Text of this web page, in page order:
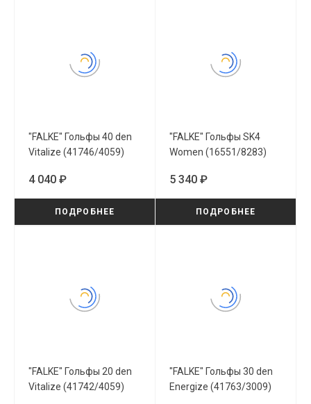
"FALKE" Гольфы 40 den
Vitalize (41746/4059)
4 040 ₽
ПОДРОБНЕЕ
"FALKE" Гольфы SK4
Women (16551/8283)
5 340 ₽
ПОДРОБНЕЕ
"FALKE" Гольфы 20 den
Vitalize (41742/4059)
"FALKE" Гольфы 30 den
Energize (41763/3009)